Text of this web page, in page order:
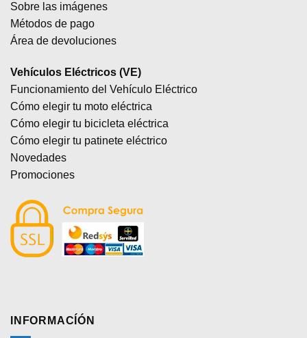
Sobre las imágenes
Métodos de pago
Área de devoluciones
Vehículos Eléctricos (VE)
Funcionamiento del Vehículo Eléctrico
Cómo elegir tu moto eléctrica
Cómo elegir tu bicicleta eléctrica
Cómo elegir tu patinete eléctrico
Novedades
Promociones
INFORMACÍÓN